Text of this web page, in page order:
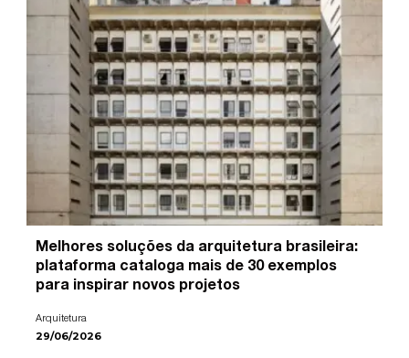
Melhores soluções da arquitetura brasileira:
plataforma cataloga mais de 30 exemplos
para inspirar novos projetos
Arquitetura
29/06/2026